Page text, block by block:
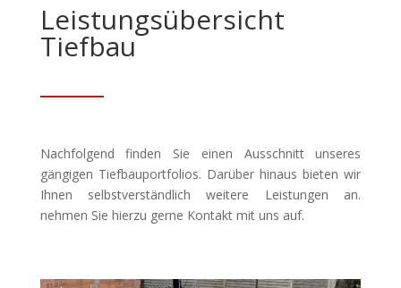
Leistungsübersicht
Tiefbau
Nachfolgend finden Sie einen Ausschnitt unseres
gängigen Tiefbauportfolios. Darüber hinaus bieten wir
Ihnen selbstverständlich weitere Leistungen an.
nehmen Sie hierzu gerne Kontakt mit uns auf.